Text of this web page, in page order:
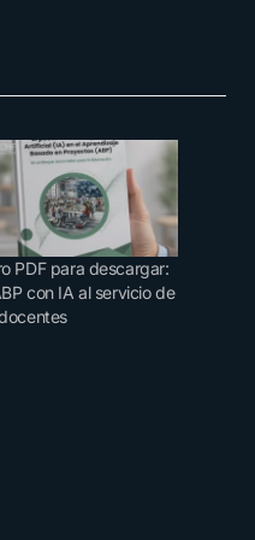
PDF para descargar:
con IA al servicio de